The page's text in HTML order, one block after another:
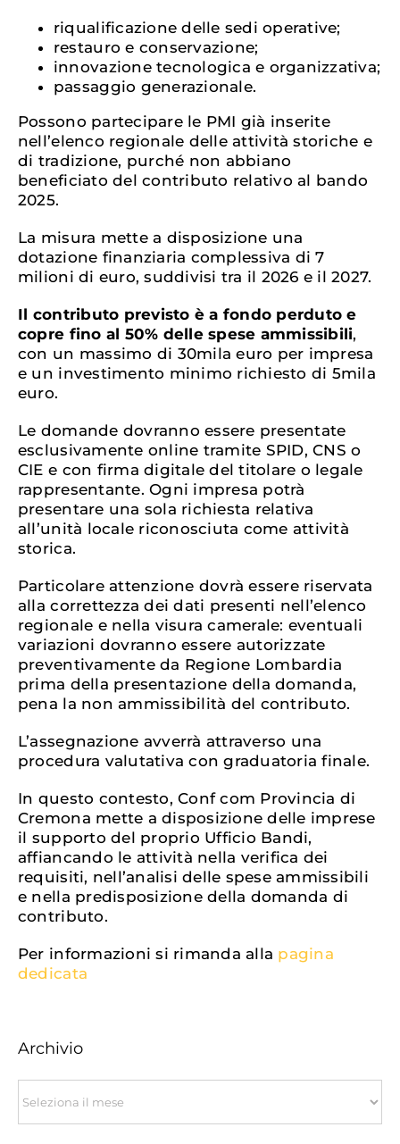
riqualificazione delle sedi operative;
restauro e conservazione;
innovazione tecnologica e organizzativa;
passaggio generazionale.
Possono partecipare le PMI già inserite
nell’elenco regionale delle attività storiche e
di tradizione, purché non abbiano
beneficiato del contributo relativo al bando
2025.
La misura mette a disposizione una
dotazione finanziaria complessiva di 7
milioni di euro, suddivisi tra il 2026 e il 2027.
Il contributo previsto è a fondo perduto e
copre fino al 50% delle spese ammissibili,
con un massimo di 30mila euro per impresa
e un investimento minimo richiesto di 5mila
euro.
Le domande dovranno essere presentate
esclusivamente online tramite SPID, CNS o
CIE e con firma digitale del titolare o legale
rappresentante. Ogni impresa potrà
presentare una sola richiesta relativa
all’unità locale riconosciuta come attività
storica.
Particolare attenzione dovrà essere riservata
alla correttezza dei dati presenti nell’elenco
regionale e nella visura camerale: eventuali
variazioni dovranno essere autorizzate
preventivamente da Regione Lombardia
prima della presentazione della domanda,
pena la non ammissibilità del contributo.
L’assegnazione avverrà attraverso una
procedura valutativa con graduatoria finale.
In questo contesto, Conf com Provincia di
Cremona mette a disposizione delle imprese
il supporto del proprio Ufficio Bandi,
affiancando le attività nella verifica dei
requisiti, nell’analisi delle spese ammissibili
e nella predisposizione della domanda di
contributo.
Per informazioni si rimanda alla pagina
dedicata
Archivio